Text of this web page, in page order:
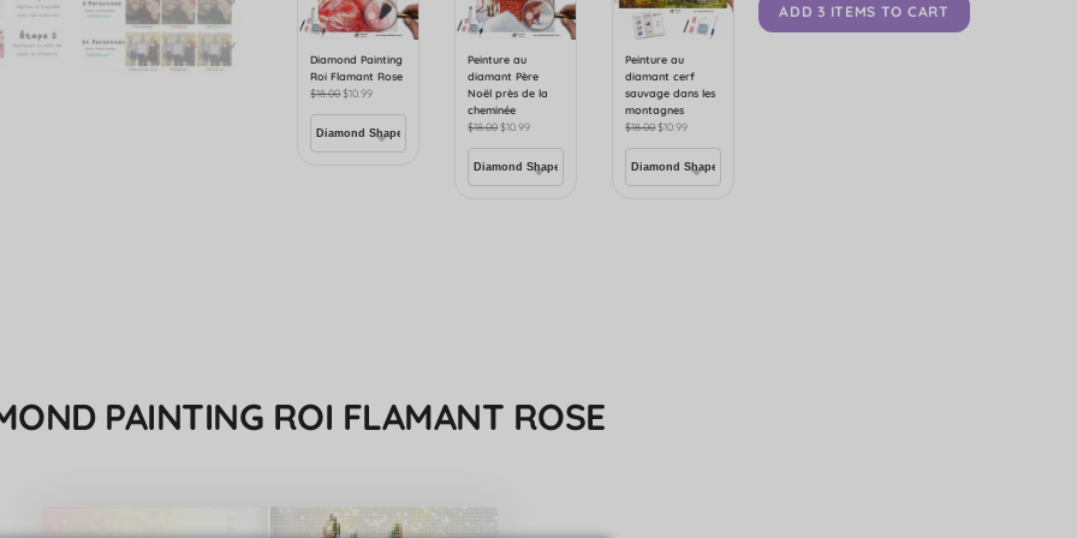
Diamond Painting
Roi Flamant Rose
$18.00$10.99
Peinture au
diamant Père
Noël près de la
cheminée
$18.00$10.99
Peinture au
diamant cerf
sauvage dans les
montagnes
$18.00$10.99
ADD 3 ITEMS TO CART
PAINTING ROI FLAMANT ROSE